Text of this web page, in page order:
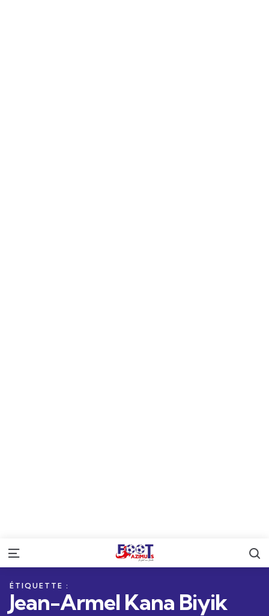
Menu
ÉTIQUETTE :
Jean-Armel Kana Biyik